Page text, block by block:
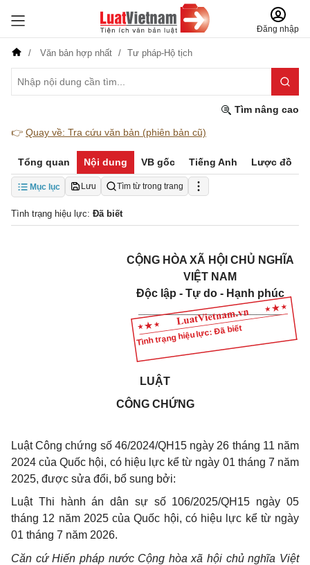
Đăng nhập
Văn bản hợp nhất Tư pháp-Hộ tịch
Tìm nâng cao
👉 Quay về: Tra cứu văn bản (phiên bản cũ)
Tổng quan Nội dung VB gốc Tiếng Anh Lược đồ
Mục lục Lưu Tìm từ trong trang
Tình trạng hiệu lực: Đã biết
Tình trạng hiệu lực: Đã biết
CỘNG HÒA XÃ HỘI CHỦ NGHĨA
VIỆT NAM
Độc lập - Tự do - Hạnh phúc
_______________________
LUẬT
CÔNG CHỨNG
Luật Công chứng số 46/2024/QH15 ngày 26 tháng 11 năm
2024 của Quốc hội, có hiệu lực kể từ ngày 01 tháng 7 năm
2025, được sửa đổi, bổ sung bởi:
Luật Thi hành án dân sự số 106/2025/QH15 ngày 05
tháng 12 năm 2025 của Quốc hội, có hiệu lực kể từ ngày
01 tháng 7 năm 2026.
Căn cứ Hiến pháp nước Cộng hòa xã hội chủ nghĩa Việt